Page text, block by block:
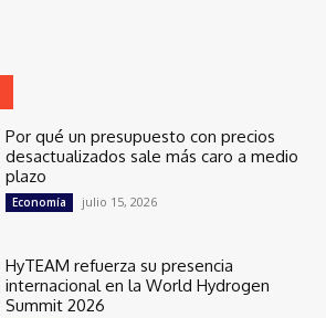
Por qué un presupuesto con precios
desactualizados sale más caro a medio
plazo
Economía julio 15, 2026
HyTEAM refuerza su presencia
internacional en la World Hydrogen
Summit 2026